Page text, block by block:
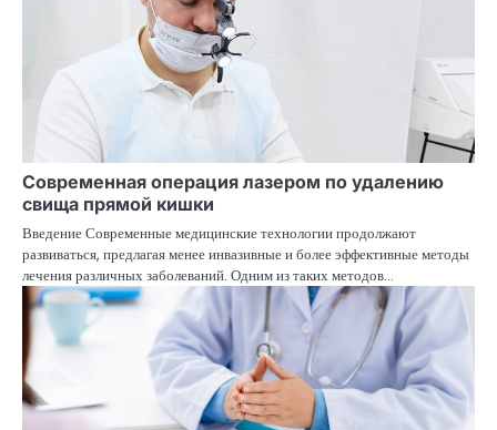
Современная операция лазером по удалению
свища прямой кишки
Введение Современные медицинские технологии продолжают
развиваться, предлагая менее инвазивные и более эффективные методы
лечения различных заболеваний. Одним из таких методов…